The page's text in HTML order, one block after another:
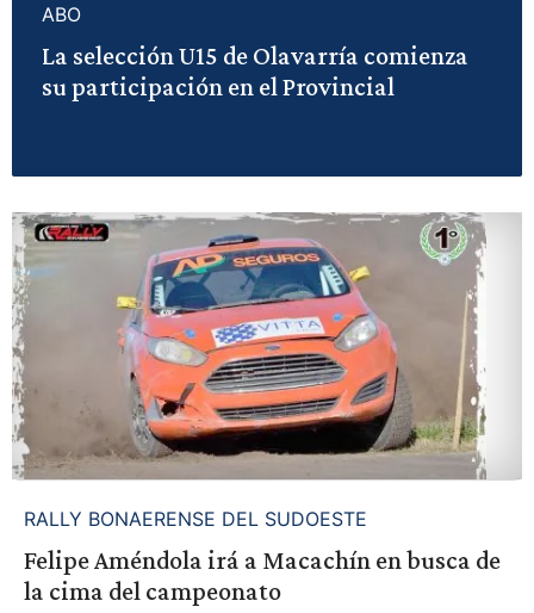
ABO
La selección U15 de Olavarría comienza
su participación en el Provincial
RALLY BONAERENSE DEL SUDOESTE
Felipe Améndola irá a Macachín en busca de
la cima del campeonato